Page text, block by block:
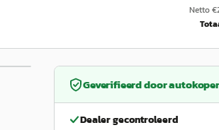
Netto €
1/7
Geverifieerd door
Dealer gecontroleerd